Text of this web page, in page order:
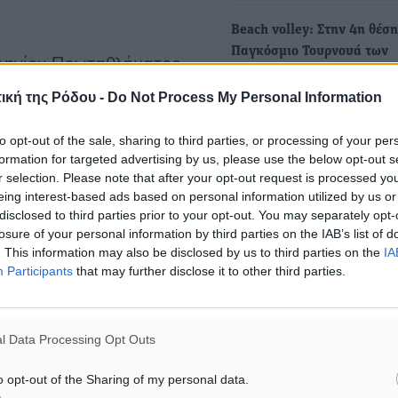
της Ρόδου - Do Not Process My Personal Information
opt-out of the sale, sharing to third parties, or processing of your
for targeted advertising by us, please use the below opt-out
selection. Please note that after your opt-out request is processed
interest-based ads based on personal information utilized by us
to third parties prior to your opt-out. You may separately
of your personal information by third parties on the IAB’s list of
This information may also be disclosed by us to third parties on the
Participants that may further disclose it to other third parties.
Data Processing Opt Outs
opt-out of the Sharing of my personal data.
Πρωταθλήματος
από την
τουρνουά Futures
είναι οι
και Δημήτρης
ρυθμό μετά τη
στις Φιλιππίνες (4η
F’ όμιλο την Πολωνία
η Δήμητρα
Αλεξόγλου με την
Beach volley: Στην 4η
Παγκόσμιο Τουρνουά των
Ντάλλας
τρίτης θέσης και του
μεταλλίου…
Beach volley: Στις
Χατζηνικολάου και
πρώτο παγκόσμιο
σεζόν
Στις Φιλιππίνες βρίσκονται